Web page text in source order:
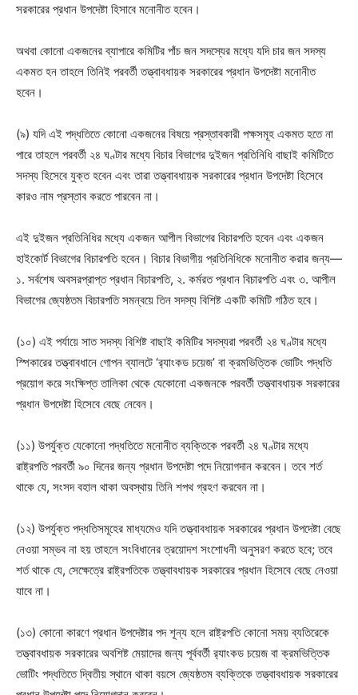
সরকারের প্রধান উপদেষ্টা হিসাবে মনোনীত হবেন।
অথবা কোনো একজনের ব্যাপারে কমিটির পাঁচ জন সদস্যের মধ্যে যদি চার জন সদস্য
একমত হন তাহলে তিনিই পরবর্তী তত্ত্বাবধায়ক সরকারের প্রধান উপদেষ্টা মনোনীত
হবেন।
(৯) যদি এই পদ্ধতিতে কোনো একজনের বিষয়ে প্রস্তাবকারী পক্ষসমূহ একমত হতে না
পারে তাহলে পরবর্তী ২৪ ঘণ্টার মধ্যে বিচার বিভাগের দুইজন প্রতিনিধি বাছাই কমিটিতে
সদস্য হিসেবে যুক্ত হবেন এবং তারা তত্ত্বাবধায়ক সরকারের প্রধান উপদেষ্টা হিসেবে
কারও নাম প্রস্তাব করতে পারবেন না।
এই দুইজন প্রতিনিধির মধ্যে একজন আপীল বিভাগের বিচারপতি হবেন এবং একজন
হাইকোর্ট বিভাগের বিচারপতি হবেন। বিচার বিভাগীয় প্রতিনিধিকে মনোনীত করার জন্য—
১. সর্বশেষ অবসরপ্রাপ্ত প্রধান বিচারপতি, ২. কর্মরত প্রধান বিচারপতি এবং ৩. আপীল
বিভাগের জ্যেষ্ঠতম বিচারপতি সমন্বয়ে তিন সদস্য বিশিষ্ট একটি কমিটি গঠিত হবে।
(১০) এই পর্যায়ে সাত সদস্য বিশিষ্ট বাছাই কমিটির সদস্যরা পরবর্তী ২৪ ঘণ্টার মধ্যে
স্পিকারের তত্ত্বাবধানে গোপন ব্যালটে ‘র‍্যাংকড চয়েজ’ বা ক্রমভিত্তিক ভোটিং পদ্ধতি
প্রয়োগ করে সংক্ষিপ্ত তালিকা থেকে যেকোনো একজনকে পরবর্তী তত্ত্বাবধায়ক সরকারের
প্রধান উপদেষ্টা হিসেবে বেছে নেবেন।
(১১) উপর্যুক্ত যেকোনো পদ্ধতিতে মনোনীত ব্যক্তিকে পরবর্তী ২৪ ঘণ্টার মধ্যে
রাষ্ট্রপতি পরবর্তী ৯০ দিনের জন্য প্রধান উপদেষ্টা পদে নিয়োগদান করবেন। তবে শর্ত
থাকে যে, সংসদ বহাল থাকা অবস্থায় তিনি শপথ গ্রহণ করবেন না।
(১২) উপর্যুক্ত পদ্ধতিসমূহের মাধ্যমেও যদি তত্ত্বাবধায়ক সরকারের প্রধান উপদেষ্টা বেছে
নেওয়া সম্ভব না হয় তাহলে সংবিধানের ত্রয়োদশ সংশোধনী অনুসরণ করতে হবে; তবে
শর্ত থাকে যে, সেক্ষেত্রে রাষ্ট্রপতিকে তত্ত্বাবধায়ক সরকারের প্রধান হিসেবে বেছে নেওয়া
যাবে না।
(১৩) কোনো কারণে প্রধান উপদেষ্টার পদ শূন্য হলে রাষ্ট্রপতি কোনো সময় ব্যতিরেকে
তত্ত্বাবধায়ক সরকারের অবশিষ্ট মেয়াদের জন্য পূর্ববর্তী র‍্যাংকড চয়েজ বা ক্রমভিত্তিক
ভোটিং পদ্ধতিতে দ্বিতীয় স্থানে থাকা বয়সে জ্যেষ্ঠতম ব্যক্তিকে তত্ত্বাবধায়ক সরকারের